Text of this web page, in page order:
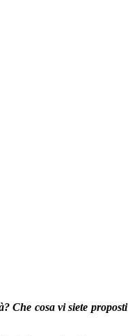
Che cosa vi siete proposti